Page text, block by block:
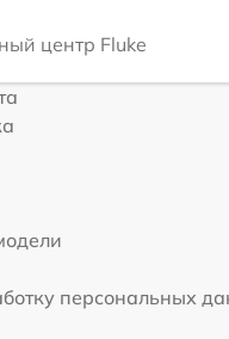
центр Fluke
персональных